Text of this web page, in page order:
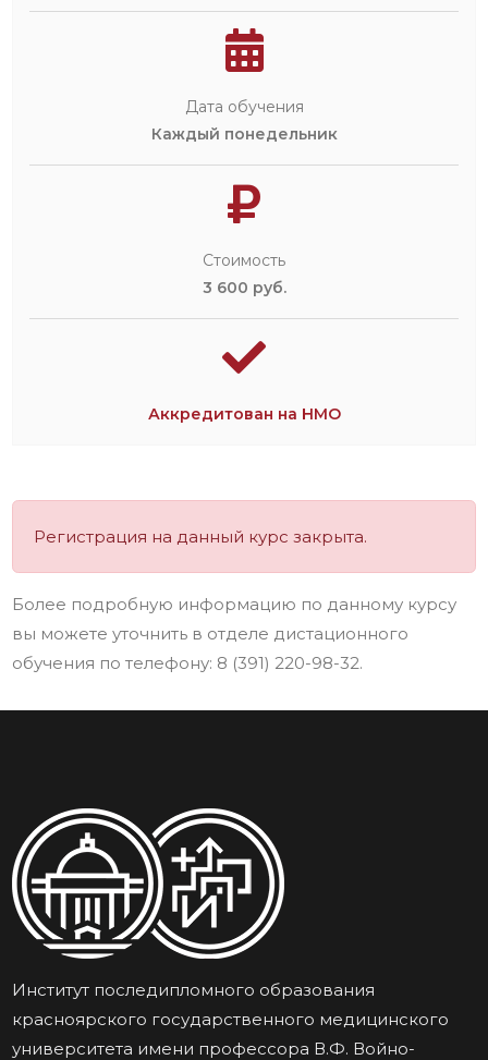
Дата обучения
Каждый понедельник
Стоимость
3 600 руб.
Аккредитован на НМО
Регистрация на данный курс закрыта.
Более подробную информацию по данному курсу
вы можете уточнить в отделе дистационного
обучения по телефону: 8 (391) 220-98-32.
Институт последипломного образования
красноярского государственного медицинского
университета имени профессора В.Ф. Войно-